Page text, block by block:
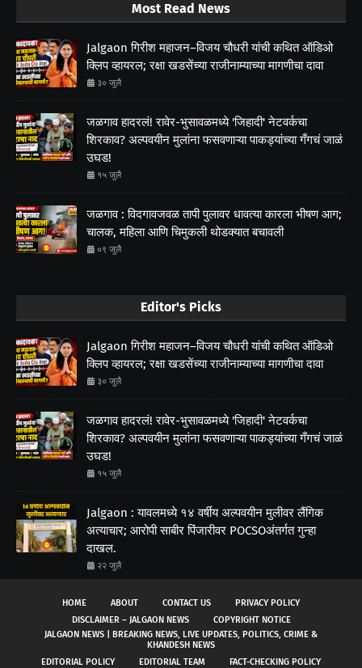
Most Read News
Jalgaon गिरीश महाजन–विजय चौधरी यांची कथित ऑडिओ
क्लिप व्हायरल; रक्षा खडसेंच्या राजीनाम्याच्या मागणीचा दावा
३० जुलै
जळगाव हादरलं! रावेर-भुसावळमध्ये 'जिहादी' नेटवर्कचा
शिरकाव? अल्पवयीन मुलांना फसवणाऱ्या पाकड्यांच्या गँगचं जाळं
उघड!
१५ जुलै
जळगाव : विदगावजवळ तापी पुलावर धावत्या कारला भीषण आग;
चालक, महिला आणि चिमुकली थोडक्यात बचावली
०९ जुलै
Editor's Picks
Jalgaon गिरीश महाजन–विजय चौधरी यांची कथित ऑडिओ
क्लिप व्हायरल; रक्षा खडसेंच्या राजीनाम्याच्या मागणीचा दावा
३० जुलै
जळगाव हादरलं! रावेर-भुसावळमध्ये 'जिहादी' नेटवर्कचा
शिरकाव? अल्पवयीन मुलांना फसवणाऱ्या पाकड्यांच्या गँगचं जाळं
उघड!
१५ जुलै
Jalgaon : यावलमध्ये १४ वर्षीय अल्पवयीन मुलीवर लैंगिक
अत्याचार; आरोपी साबीर पिंजारीवर POCSOअंतर्गत गुन्हा
दाखल.
२२ जुलै
HOME ABOUT CONTACT US
PRIVACY POLICY
DISCLAIMER – JALGAON NEWS
COPYRIGHT NOTICE
JALGAON NEWS | BREAKING NEWS, LIVE UPDATES, POLITICS, CRIME &
KHANDESH NEWS
EDITORIAL POLICY
EDITORIAL TEAM FACT-CHECKING POLICY